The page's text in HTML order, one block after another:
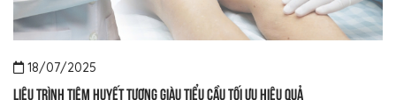
18/07/2025
Liệu trình tiêm huyết tương giàu tiểu cầu tối ưu hiệu quả